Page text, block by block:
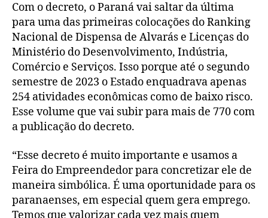
Com o decreto, o Paraná vai saltar da última
para uma das primeiras colocações do Ranking
Nacional de Dispensa de Alvarás e Licenças do
Ministério do Desenvolvimento, Indústria,
Comércio e Serviços. Isso porque até o segundo
semestre de 2023 o Estado enquadrava apenas
254 atividades econômicas como de baixo risco.
Esse volume que vai subir para mais de 770 com
a publicação do decreto.
“Esse decreto é muito importante e usamos a
Feira do Empreendedor para concretizar ele de
maneira simbólica. É uma oportunidade para os
paranaenses, em especial quem gera emprego.
Temos que valorizar cada vez mais quem